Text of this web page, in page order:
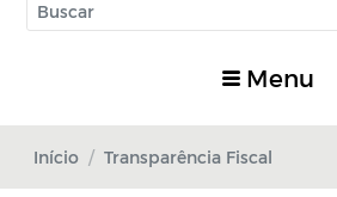
Menu
Início Transparência Fiscal